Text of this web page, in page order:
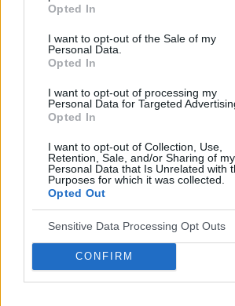
Opted In
I want to opt-out of the Sale of my
Personal Data.
Opted In
I want to opt-out of processing my
Personal Data for Targeted
Opted In
I want to opt-out of Collection, Use,
Retention, Sale, and/or Sharing of my
Personal Data that Is Unrelated with
Purposes for which it was collected.
Opted Out
Sensitive Data Processing Opt Outs
CONFIRM
gość 26-06-2016, 16:57
Jakie jest wasze zdanie na
aloesu?
gość 04-11-2015, 11:38
5
podczas diety
nysiana 02-09-2015, 00:58